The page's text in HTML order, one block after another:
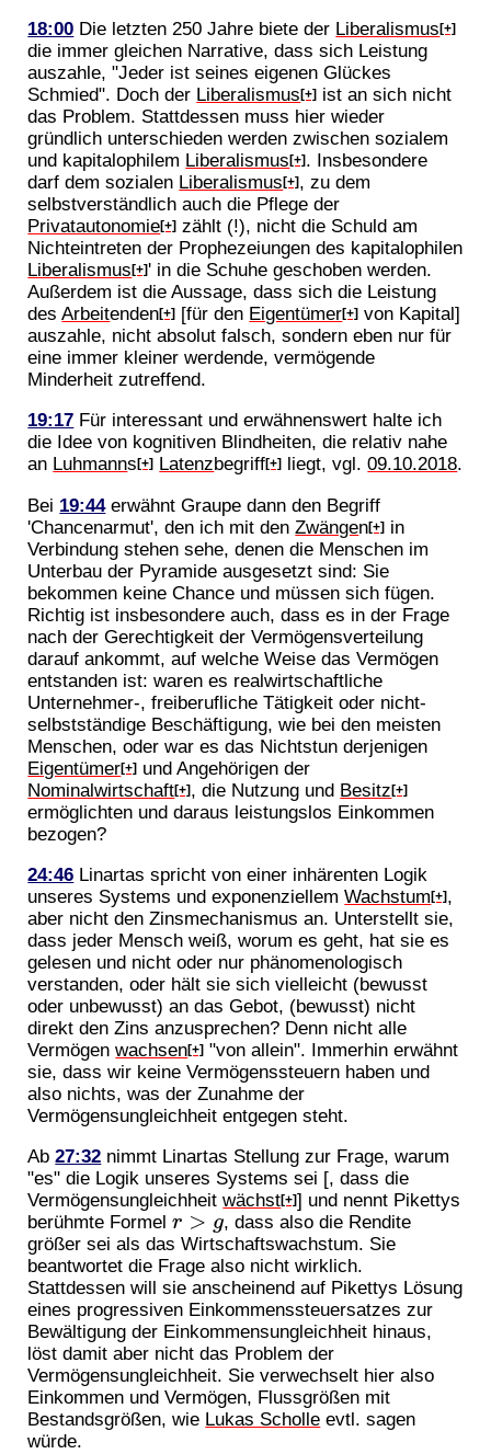
18:00 Die letzten 250 Jahre biete der Liberalismus[+]
die immer gleichen Narrative, dass sich Leistung
auszahle, "Jeder ist seines eigenen Glückes
Schmied". Doch der Liberalismus[+] ist an sich nicht
das Problem. Stattdessen muss hier wieder
gründlich unterschieden werden zwischen sozialem
und kapitalophilem Liberalismus[+] . Insbesondere
darf dem sozialen Liberalismus[+] , zu dem
selbstverständlich auch die Pflege der
Privatautonomie[+] zählt (!), nicht die Schuld am
Nichteintreten der Prophezeiungen des kapitalophilen
Liberalismus[+]' in die Schuhe geschoben werden.
Außerdem ist die Aussage, dass sich die Leistung
desArbeitenden[+] [für den Eigentümer[+] von Kapital]
auszahle, nicht absolut falsch, sondern eben nur für
eine immer kleiner werdende, vermögende
Minderheit zutreffend.
19:17 Für interessant und erwähnenswert halte ich
die Idee von kognitiven Blindheiten, die relativ nahe
an Luhmanns[+] Latenzbegriff[+] liegt, vgl.09.10.2018.
Bei 19:44erwähnt Graupe dann den Begriff
'Chancenarmut', den ich mit denZwängen[+] in
Verbindung stehen sehe, denen die Menschen im
Unterbau der Pyramide ausgesetzt sind: Sie
bekommen keine Chance und müssen sich fügen.
Richtig ist insbesondere auch, dass es in der Frage
nach der Gerechtigkeit der Vermögensverteilung
darauf ankommt, auf welche Weise das Vermögen
entstanden ist: waren es realwirtschaftliche
Unternehmer-, freiberufliche Tätigkeit oder nicht-
selbstständige Beschäftigung, wie bei den meisten
Menschen, oder war es das Nichtstun derjenigen
Eigentümer[+] und Angehörigen der
Nominalwirtschaft[+], die Nutzung und Besitz[+]
ermöglichten und daraus leistungslos Einkommen
bezogen?
24:46 Linartas spricht von einer inhärenten Logik
unseres Systems und exponenziellemWachstum[+],
aber nicht den Zinsmechanismus an. Unterstellt sie,
dass jeder Mensch weiß, worum es geht, hat sie es
gelesen und nicht oder nur phänomenologisch
verstanden, oder hält sie sich vielleicht (bewusst
oder unbewusst) an das Gebot, (bewusst) nicht
direkt den Zins anzusprechen? Denn nicht alle
Vermögenwachsen[+] "von allein". Immerhin erwähnt
sie, dass wir keine Vermögenssteuern haben und
also nichts, was der Zunahme der
Vermögensungleichheit entgegen steht.
Ab27:32 nimmt Linartas Stellung zur Frage, warum
"es" die Logik unseres Systems sei [, dass die
Vermögensungleichheitwächst[+]] und nennt Pikettys
berühmte Formelr> g
, dass also die Rendite
größer sei als das Wirtschaftswachstum. Sie
beantwortet die Frage also nicht wirklich.
Stattdessen will sie anscheinend auf Pikettys Lösung
eines progressiven Einkommenssteuersatzes zur
Bewältigung der Einkommensungleichheit hinaus,
löst damit aber nicht das Problem der
Vermögensungleichheit. Sie verwechselt hier also
Einkommen und Vermögen, Flussgrößen mit
Bestandsgrößen, wie Lukas Scholle evtl. sagen
würde.